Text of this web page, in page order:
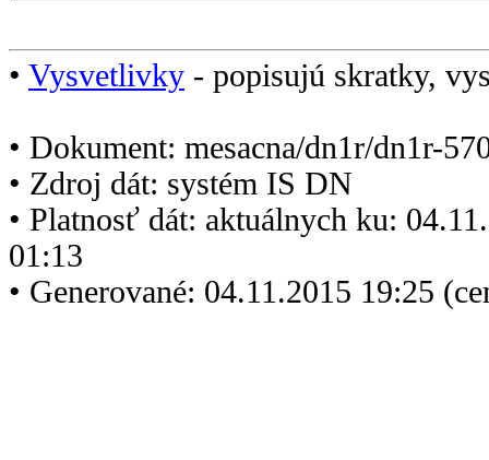
• Vysvetlivky - popisujú skratky,
• Dokument: mesacna/dn1r/dn1r-
• Zdroj dát: systém IS DN
• Platnosť dát: aktuálnych ku:
01:13
• Generované: 04.11.2015 19:25